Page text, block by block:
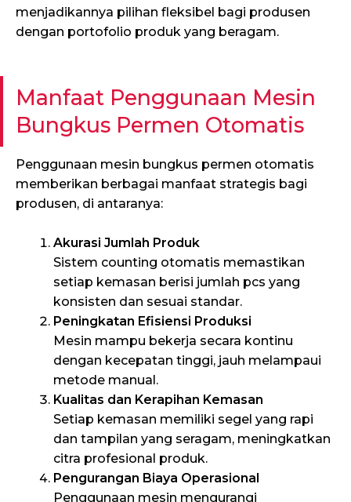
menjadikannya pilihan fleksibel bagi produsen
dengan portofolio produk yang beragam.
Manfaat Penggunaan Mesin
Bungkus Permen Otomatis
Penggunaan mesin bungkus permen otomatis
memberikan berbagai manfaat strategis bagi
produsen, di antaranya:
Akurasi Jumlah Produk
Sistem counting otomatis memastikan
setiap kemasan berisi jumlah pcs yang
konsisten dan sesuai standar.
Peningkatan Efisiensi Produksi
Mesin mampu bekerja secara kontinu
dengan kecepatan tinggi, jauh melampaui
metode manual.
Kualitas dan Kerapihan Kemasan
Setiap kemasan memiliki segel yang rapi
dan tampilan yang seragam, meningkatkan
citra profesional produk.
Pengurangan Biaya Operasional
Penggunaan mesin mengurangi